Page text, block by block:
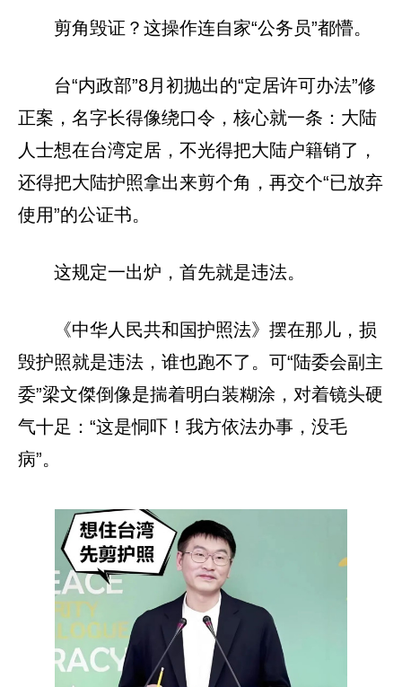
剪角毁证？这操作连自家“公务员”都懵。
台“内政部”8月初抛出的“定居许可办法”修
正案，名字长得像绕口令，核心就一条：大陆
人士想在台湾定居，不光得把大陆户籍销了，
还得把大陆护照拿出来剪个角，再交个“已放弃
使用”的公证书。
这规定一出炉，首先就是违法。
《中华人民共和国护照法》摆在那儿，损
毁护照就是违法，谁也跑不了。可“陆委会副主
委”梁文傑倒像是揣着明白装糊涂，对着镜头硬
气十足：“这是恫吓！我方依法办事，没毛
病”。